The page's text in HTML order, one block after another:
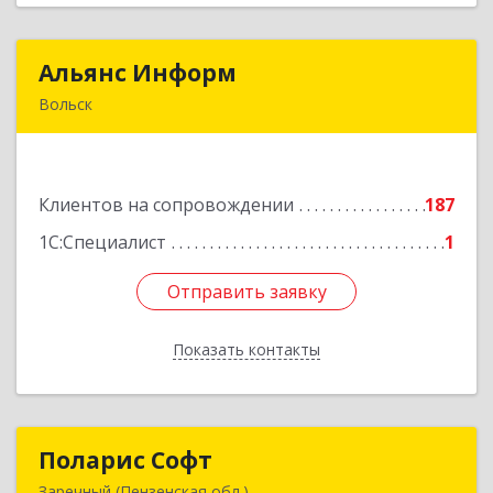
Альянс Информ
Вольск
Клиентов на сопровождении
187
1С:Специалист
1
Отправить заявку
Показать контакты
Подробнее
Отправить заявку
Назад
Поларис Софт